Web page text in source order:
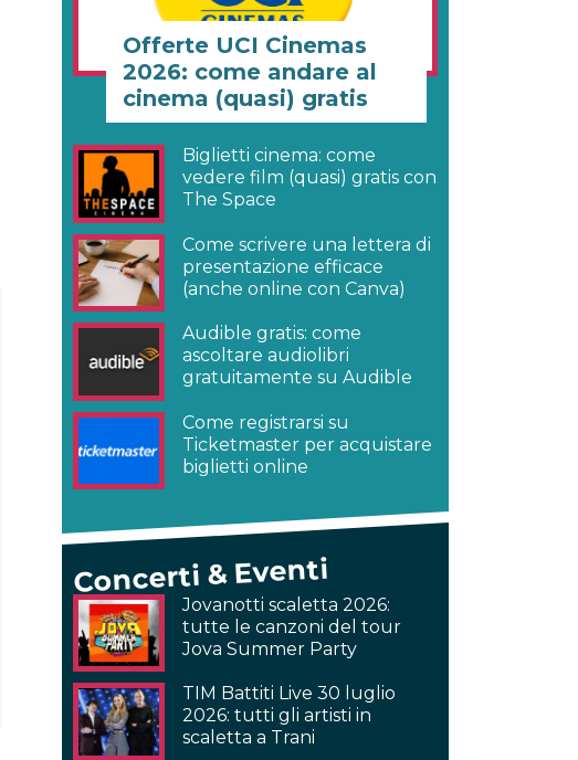
Offerte UCI Cinemas
2026: come andare al
cinema (quasi) gratis
Biglietti cinema: come
vedere film (quasi) gratis con
The Space
Come scrivere una lettera di
presentazione efficace
(anche online con Canva)
Audible gratis: come
ascoltare audiolibri
gratuitamente su Audible
Come registrarsi su
Ticketmaster per acquistare
biglietti online
Concerti & Eventi
Jovanotti scaletta 2026:
tutte le canzoni del tour
Jova Summer Party
TIM Battiti Live 30 luglio
2026: tutti gli artisti in
scaletta a Trani